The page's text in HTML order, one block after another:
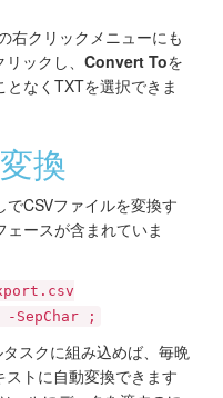
右クリックメニューにも
ックし、 Convert Toを
なくTXTを選択できま
換
CSVファイルを変換す
ースが含まれていま
SepChar ;
スクに組み込めば、毎晩
トに自動変換できます